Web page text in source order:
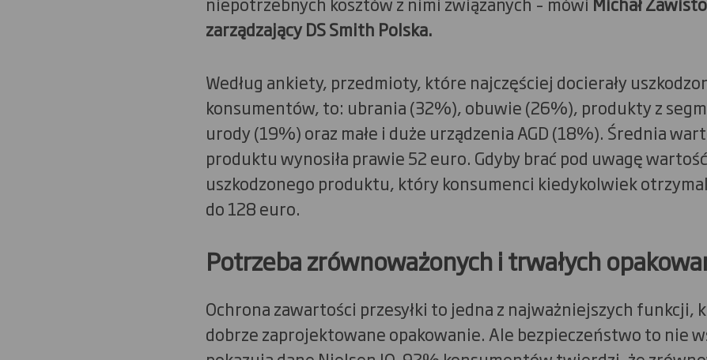
zarządzający DS Smith Polska.
Według ankiety, przedmioty, które najczęściej docierały
konsumentów, to: ubrania (32%), obuwie (26%), produkty z
urody (19%) oraz małe i duże urządzenia AGD (18%). Średnia
produktu wynosiła prawie 52 euro. Gdyby brać pod uwagę
uszkodzonego produktu, który konsumenci kiedykolwiek
do 128 euro.
Potrzeba zrównoważonych i trwałych
Ochrona zawartości przesyłki to jedna z najważniejszych funkcji,
dobrze zaprojektowane opakowanie. Ale bezpieczeństwo to nie